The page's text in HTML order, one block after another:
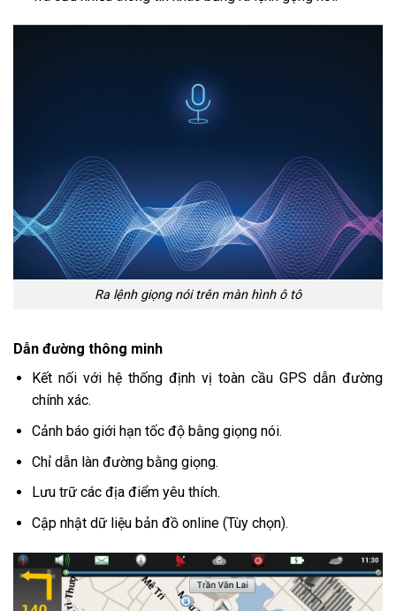
Ra lệnh giọng nói trên màn hình ô tô
Dẫn đường thông minh
Kết nối với hệ thống định vị toàn cầu GPS dẫn đường
chính xác.
Cảnh báo giới hạn tốc độ bằng giọng nói.
Chỉ dẫn làn đường bằng giọng.
Lưu trữ các địa điểm yêu thích.
Cập nhật dữ liệu bản đồ online (Tùy chọn).